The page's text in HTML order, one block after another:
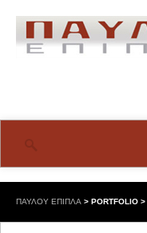
ΠΑΥΛΟΥ ΕΠΙΠΛΑ > PORTFOLIO >